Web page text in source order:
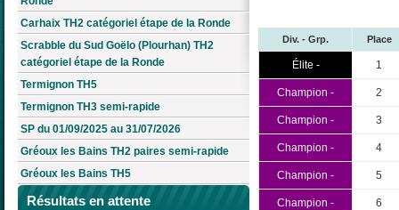
Carhaix TH2 catégoriel étape de la Ronde
Scrabble du Sud Goëlo (Plourhan) TH2
catégoriel étape de la Ronde
Termignon TH5
Termignon TH3 semi-rapide
SP du 01/09/2025 au 31/07/2026
Gréoux les Bains TH2 paires semi-rapide
Gréoux les Bains TH5
Résultats en attente
Div. - Grp. Place
Élite - 1
Champion - 2
Champion - 3
Champion - 4
Champion - 5
Champion - 6